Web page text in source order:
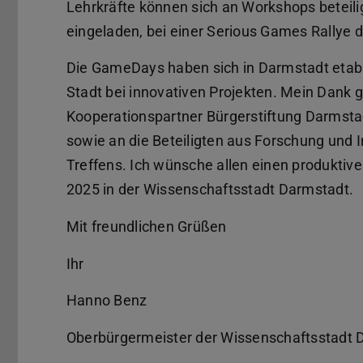
Lehrkräfte können sich an Workshops
eingeladen, bei einer Serious Games Rallye
Die GameDays haben sich in Darmstadt
Stadt bei innovativen Projekten. Mein Dank
Kooperationspartner Bürgerstiftung
sowie an die Beteiligten aus Forschung
Treffens. Ich wünsche allen einen
2025 in der Wissenschaftsstadt Darmstadt.
Mit freundlichen Grüßen
Ihr
Hanno Benz
Oberbürgermeister der Wissenschaftsstadt